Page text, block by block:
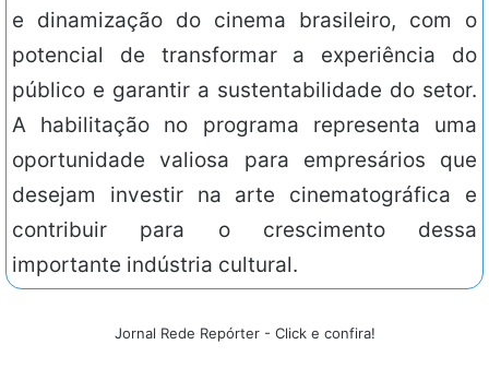
e dinamização do cinema brasileiro, com o
potencial de transformar a experiência do
público e garantir a sustentabilidade do setor.
A habilitação no programa representa uma
oportunidade valiosa para empresários que
desejam investir na arte cinematográfica e
contribuir para o crescimento dessa
importante indústria cultural.
Jornal Rede Repórter - Click e confira!